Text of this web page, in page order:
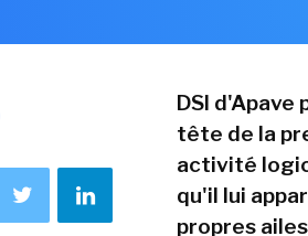
DSI d'Apave
tête de la
activité
qu'il lui
propres